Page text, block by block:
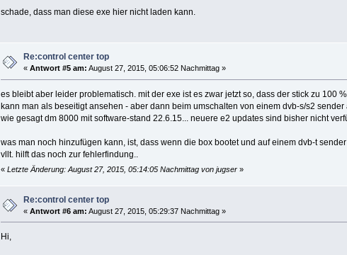
schade, dass man diese exe hier nicht laden kann.
Re:control center top
«Antwort #5 am: August 27, 2015, 05:06:52 Nachmittag »
es bleibt aber leider problematisch. mit der exe ist es zwar jetzt so, dass der stick zu
kann man als beseitigt ansehen - aber dann beim umschalten von einem dvb-s/s2
wie gesagt dm 8000 mit software-stand 22.6.15... neuere e2 updates sind bisher nicht
was man noch hinzufügen kann, ist, dass wenn die box bootet und auf einem dvb-t
vllt. hilft das noch zur fehlerfindung..
« Letzte Änderung: August 27, 2015, 05:14:05 Nachmittag von jugser»
Re:control center top
«Antwort #6 am: August 27, 2015, 05:29:37 Nachmittag »
Hi,